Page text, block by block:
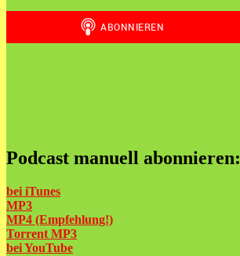
Podcast manuell abonnieren:
bei iTunes
MP3
MP4 (Empfehlung!)
Torrent MP3
beiYouTube